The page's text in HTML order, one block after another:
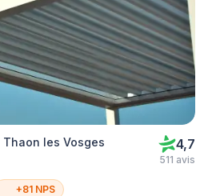
les Vosges 4,7
511 avis
+81 NPS